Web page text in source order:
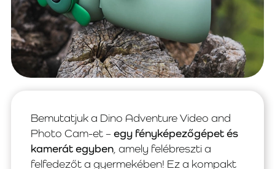
Bemutatjuk a Dino Adventure Video and
Photo Cam-et –egy fényképezőgépet és
kamerát egyben , amely felébreszti a
felfedezőt a gyermekében! Ez a kompakt